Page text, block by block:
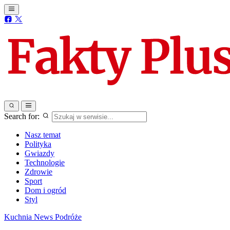
Search for:
Nasz temat
Polityka
Gwiazdy
Technologie
Zdrowie
Sport
Dom i ogród
Styl
Kuchnia News Podróże